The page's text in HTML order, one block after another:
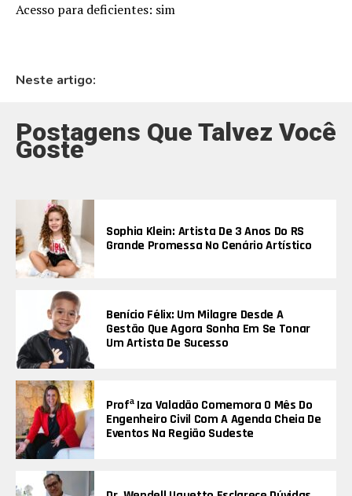
Acesso para deficientes: sim
Neste artigo:
Postagens Que Talvez Você
Goste
Sophia Klein: Artista De 3 Anos Do RS
Grande Promessa No Cenário Artístico
Benício Félix: Um Milagre Desde A
Gestão Que Agora Sonha Em Se Tonar
Um Artista De Sucesso
Profª Iza Valadão Comemora O Mês Do
Engenheiro Civil Com A Agenda Cheia De
Eventos Na Região Sudeste